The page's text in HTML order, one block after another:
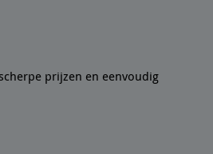
beschrijving. Een
prijzen en eenvoudig